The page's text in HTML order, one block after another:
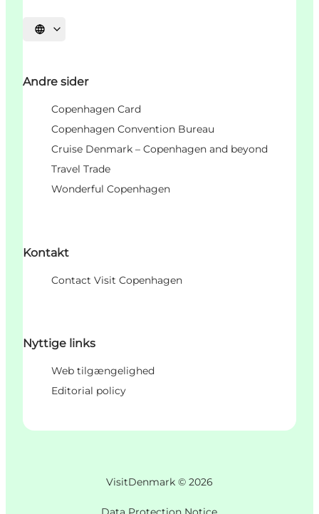
Vælg sprog
Andre sider
Copenhagen Card
Copenhagen Convention Bureau
Cruise Denmark – Copenhagen and beyond
Travel Trade
Wonderful Copenhagen
Kontakt
Contact Visit Copenhagen
Nyttige links
Web tilgængelighed
Editorial policy
VisitDenmark © 2026